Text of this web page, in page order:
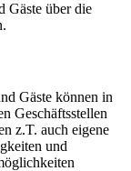
Gäste über die
Gäste können in
Geschäftsstellen
z.T. auch eigene
und